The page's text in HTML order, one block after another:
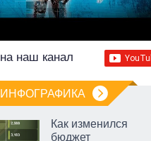
наш канал
ИНФОГРАФИКА
Как изменился
бюджет